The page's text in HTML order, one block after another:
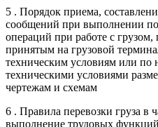
5 . Порядок приема,
сообщений при выполнении
операций при работе с
принятым на грузовой
техническим условиям или по
техническими условиями
чертежам и схемам
6 . Правила перевозки груза в
выполнение трудовых функций